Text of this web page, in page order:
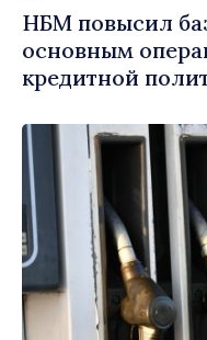
НБМ повысил
основным
кредитной